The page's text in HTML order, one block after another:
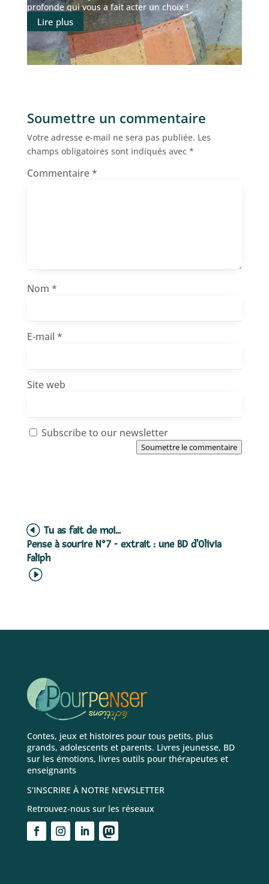
profonde qui vous a fait acter un choix !
Lire plus
Soumettre un commentaire
Votre adresse e-mail ne sera pas publiée. Les
champs obligatoires sont indiqués avec *
Commentaire*
Nom *
E-mail *
Site web
Subscribe to our newsletter
Soumettre le commentaire
Tu as fait de moi...
Pense à sourire N°7 - extrait : une BD d'Olivia
Faliph
Contes, jeux et histoires pour tous petits, plus
grands, adolescents et parents. Livres jeunesse, BD
sur les émotions, livres outils pour thérapeutes et
enseignants
S’INSCRIRE À NOTRE NEWSLETTER
Retrouvez-nous sur les réseaux